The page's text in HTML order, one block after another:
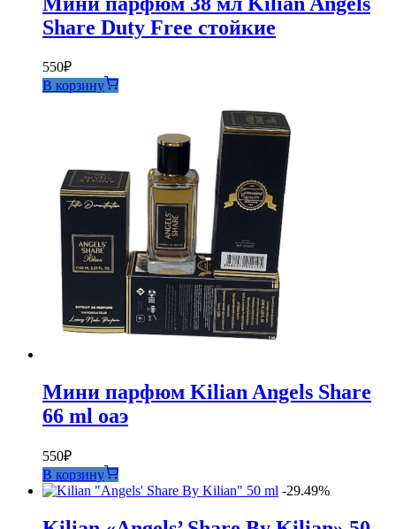
Share Duty Free стойкие
550₽
В корзину
Мини парфюм Kilian Angels Share
66 ml оаэ
550₽
В корзину
-29.49%